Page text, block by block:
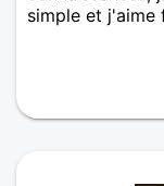
simple et j'aime